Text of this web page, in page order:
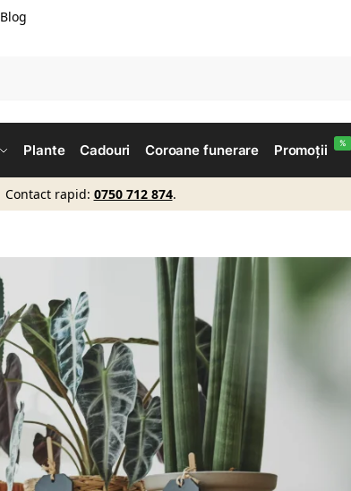
Blog
Plante Cadouri Coroane funerare Promoții %
Contact rapid: 0750 712 874.